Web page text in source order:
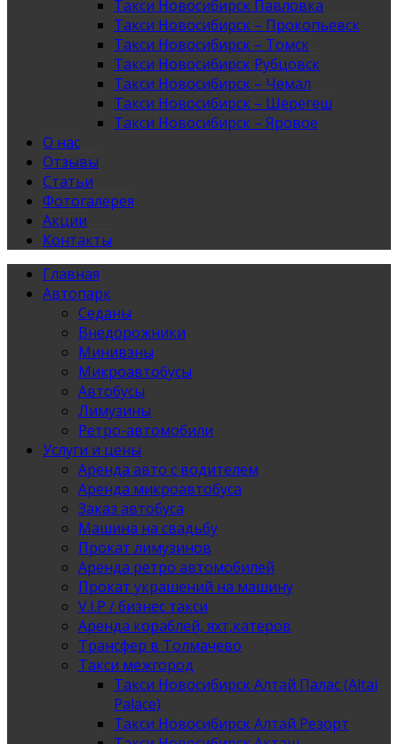
Такси Новосибирск Павловка
Такси Новосибирск – Прокопьевск
Такси Новосибирск – Томск
Такси Новосибирск Рубцовск
Такси Новосибирск – Чемал
Такси Новосибирск – Шерегеш
Такси Новосибирск – Яровое
О нас
Отзывы
Статьи
Фотогалерея
Акции
Контакты
Главная
Автопарк
Седаны
Внедорожники
Минивэны
Микроавтобусы
Автобусы
Лимузины
Ретро-автомобили
Услуги и цены
Аренда авто с водителем
Аренда микроавтобуса
Заказ автобуса
Машина на свадьбу
Прокат лимузинов
Аренда ретро автомобилей
Прокат украшений на машину
V.I.P / бизнес такси
Аренда кораблей, яхт,катеров
Трансфер в Толмачево
Такси межгород
Такси Новосибирск Алтай Палас (Altai
Palace)
Такси Новосибирск Алтай Резорт